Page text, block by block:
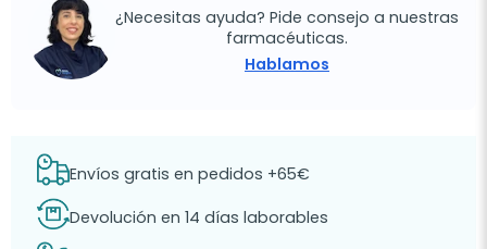
¿Necesitas ayuda? Pide consejo a nuestras
farmacéuticas.
Hablamos
Envíos gratis en pedidos +65€
Devolución en 14 días laborables